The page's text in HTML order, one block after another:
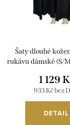
Šaty dlouhé
rukávu dámské (S/
933 Kč bez
1 129
DETAIL